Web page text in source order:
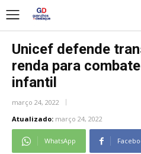
Unicef defende
renda para
infantil
março 24, 2022
Atualizado: março 24, 2022
WhatsApp